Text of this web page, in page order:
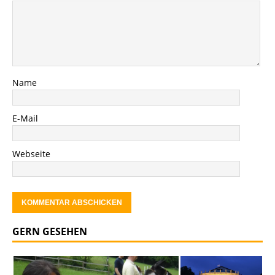
Name
E-Mail
Webseite
GERN GESEHEN